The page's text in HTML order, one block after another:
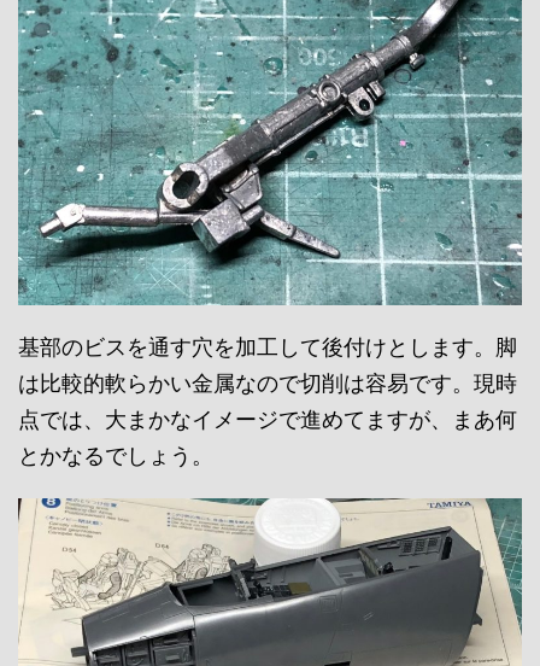
基部のビスを通す穴を加工して後付けとします。脚
は比較的軟らかい金属なので切削は容易です。現時
点では、大まかなイメージで進めてますが、まあ何
とかなるでしょう。